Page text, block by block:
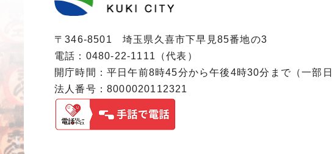
〒346-8501 埼玉県久喜市下早見85番地の3
電話：0480-22-1111（代表）
開庁時間：平日午前8時45分から午後4時30分まで（一部日
法人番号：8000020112321